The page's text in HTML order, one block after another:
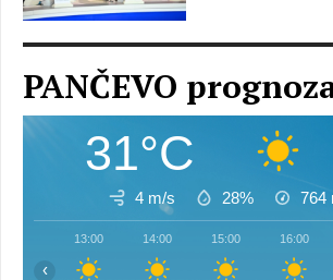
PANČEVO
31°C
4 m/s 28% 764
13:00 14:00 15:00 16:00
‹